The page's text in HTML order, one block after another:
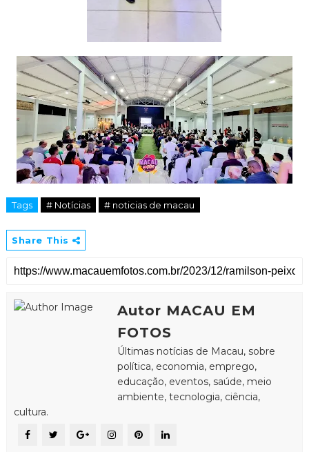
Tags # Notícias # noticias de macau
Share This
Autor MACAU EM
FOTOS
Últimas notícias de Macau, sobre
política, economia, emprego,
educação, eventos, saúde, meio
ambiente, tecnologia, ciência,
cultura.